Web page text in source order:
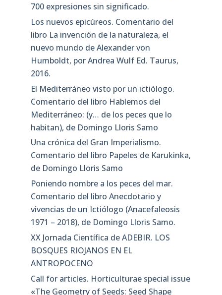
700 expresiones sin significado.
Los nuevos epicúreos. Comentario del
libro La invención de la naturaleza, el
nuevo mundo de Alexander von
Humboldt, por Andrea Wulf Ed. Taurus,
2016.
El Mediterráneo visto por un ictiólogo.
Comentario del libro Hablemos del
Mediterráneo: (y… de los peces que lo
habitan), de Domingo Lloris Samo
Una crónica del Gran Imperialismo.
Comentario del libro Papeles de Karukinka,
de Domingo Lloris Samo
Poniendo nombre a los peces del mar.
Comentario del libro Anecdotario y
vivencias de un Ictiólogo (Anacefaleosis
1971 – 2018), de Domingo Lloris Samo.
XX Jornada Científica de ADEBIR. LOS
BOSQUES RIOJANOS EN EL
ANTROPOCENO
Call for articles. Horticulturae special issue
«The Geometry of Seeds: Seed Shape